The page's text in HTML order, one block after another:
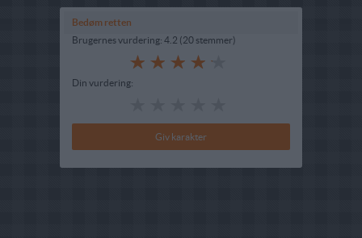
Bedøm retten
Brugernes vurdering: 4.2 (20 stemmer)
Din vurdering: